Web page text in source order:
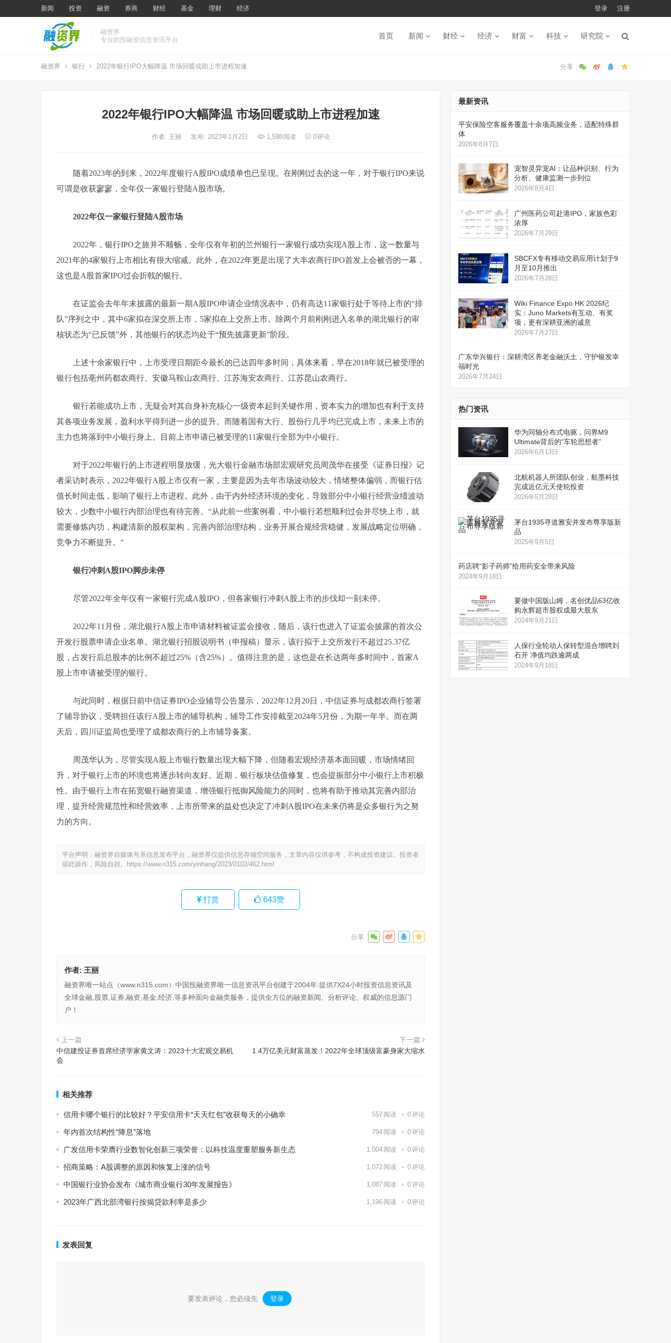
新闻 投资 融资 券商 财经 基金 理财 经济 登录 注册
融资界
专业的投融资信息资讯平台
首页 新闻 财经 经济 财富 科技 研究院
融资界 银行 2022年银行IPO大幅降温 市场回暖或助上市进程加速
2022年银行IPO大幅降温 市场回暖或助上市进程加速
作者: 王丽 发布: 2023年1月2日 1,598阅读 0评论
随着2023年的到来，2022年度银行A股IPO成绩单也已呈现。在刚刚过去的这一年，对于银行IPO来说
可谓是收获寥寥，全年仅一家银行登陆A股市场。
2022年仅一家银行登陆A股市场
2022年，银行IPO之旅并不顺畅，全年仅有年初的兰州银行一家银行成功实现A股上市，这一数量与
2021年的4家银行上市相比有很大缩减。此外，在2022年更是出现了大丰农商行IPO首发上会被否的一幕，
这也是A股首家IPO过会折戟的银行。
在证监会去年年末披露的最新一期A股IPO申请企业情况表中，仍有高达11家银行处于等待上市的“排
队”序列之中，其中6家拟在深交所上市，5家拟在上交所上市。除两个月前刚刚进入名单的湖北银行的审
核状态为“已反馈”外，其他银行的状态均处于“预先披露更新”阶段。
上述十余家银行中，上市受理日期距今最长的已达四年多时间，具体来看，早在2018年就已被受理的
银行包括亳州药都农商行、安徽马鞍山农商行、江苏海安农商行、江苏昆山农商行。
银行若能成功上市，无疑会对其自身补充核心一级资本起到关键作用，资本实力的增加也有利于支持
其各项业务发展，盈利水平得到进一步的提升。而随着国有大行、股份行几乎均已完成上市，未来上市的
主力也将落到中小银行身上。目前上市申请已被受理的11家银行全部为中小银行。
对于2022年银行的上市进程明显放缓，光大银行金融市场部宏观研究员周茂华在接受《证券日报》记
者采访时表示，2022年银行A股上市仅有一家，主要是因为去年市场波动较大，情绪整体偏弱，而银行估
值长时间走低，影响了银行上市进程。此外，由于内外经济环境的变化，导致部分中小银行经营业绩波动
较大，少数中小银行内部治理也有待完善。“从此前一些案例看，中小银行若想顺利过会并尽快上市，就
需要修炼内功，构建清新的股权架构，完善内部治理结构，业务开展合规经营稳健，发展战略定位明确，
竞争力不断提升。”
银行冲刺A股IPO脚步未停
尽管2022年全年仅有一家银行完成A股IPO，但各家银行冲刺A股上市的步伐却一刻未停。
2022年11月份，湖北银行A股上市申请材料被证监会接收，随后，该行也进入了证监会披露的首次公
开发行股票申请企业名单。湖北银行招股说明书（申报稿）显示，该行拟于上交所发行不超过25.37亿
股，占发行后总股本的比例不超过25%（含25%）。值得注意的是，这也是在长达两年多时间中，首家A
股上市申请被受理的银行。
与此同时，根据日前中信证券IPO企业辅导公告显示，2022年12月20日，中信证券与成都农商行签署
了辅导协议，受聘担任该行A股上市的辅导机构，辅导工作安排截至2024年5月份，为期一年半。而在两
天后，四川证监局也受理了成都农商行的上市辅导备案。
周茂华认为，尽管实现A股上市银行数量出现大幅下降，但随着宏观经济基本面回暖，市场情绪回
升，对于银行上市的环境也将逐步转向友好。近期，银行板块估值修复，也会提振部分中小银行上市积极
性。由于银行上市在拓宽银行融资渠道，增强银行抵御风险能力的同时，也将有助于推动其完善内部治
理，提升经营规范性和经营效率，上市所带来的益处也决定了冲刺A股IPO在未来仍将是众多银行为之努
力的方向。
平台声明：融资界自媒体号系信息发布平台，融资界仅提供信息存储空间服务，文章内容仅供参考，不构成投资建议。投资者
据此操作，风险自担。
https://www.n315.com/yinhang/2023/0102/462.html
打赏 643赞
作者: 王丽
融资界唯一站点（www.n315.com）中国投融资界唯一信息资讯平台创建于2004年:提供7X24小时投资信息资讯及
全球金融,股票,证券,融资,基金,经济,等多种面向金融类服务，提供全方位的融资新闻、分析评论、权威的信息源门
户！
上一篇
中信建投证券首席经济学家黄文涛：2023十大宏观交易机
会
下一篇
1.4万亿美元财富蒸发！2022年全球顶级富豪身家大缩水
相关推荐
信用卡哪个银行的比较好？平安信用卡“天天红包”收获每天的小确幸 557 阅读 0评论
年内首次结构性“降息”落地 794 阅读 0评论
广发信用卡荣膺行业数智化创新三项荣誉：以科技温度重塑服务新生态 1,004 阅读 0评论
招商策略：A股调整的原因和恢复上涨的信号 1,072 阅读 0评论
中国银行业协会发布《城市商业银行30年发展报告》 1,087 阅读 0评论
2023年广西北部湾银行按揭贷款利率是多少 1,196 阅读 0评论
发表回复
要发表评论，您必须先 登录 。
最新资讯
平安保险空客服务覆盖十余项高频业务，适配特殊群
体
2026年8月7日
宠智灵异宠AI：让品种识别、行为
分析、健康监测一步到位
2026年8月4日
广州医药公司赴港IPO，家族色彩
浓厚
2026年7月29日
SBCFX专有移动交易应用计划于9
月至10月推出
2026年7月28日
Wiki Finance Expo HK 2026纪
实：Juno Markets有互动、有奖
项，更有深耕亚洲的诚意
2026年7月27日
广东华兴银行：深耕湾区养老金融沃土，守护银发幸
福时光
2026年7月24日
热门资讯
华为同轴分布式电驱，问界M9
Ultimate背后的“车轮思想者”
2026年6月13日
北航机器人所团队创业，航墨科技
完成近亿元天使轮投资
2026年5月28日
茅台1935寻道雅安并发布尊享版新
品
2025年9月5日
药店聘“影子药师”给用药安全带来风险
2024年9月18日
要做中国版山姆，名创优品63亿收
购永辉超市股权成最大股东
2024年9月21日
人保行业轮动人保转型混合增聘刘
石开 净值均跌逾两成
2024年9月18日